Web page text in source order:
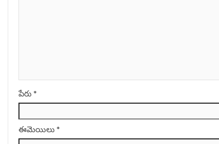
పేరు *
ఈమెయిలు *